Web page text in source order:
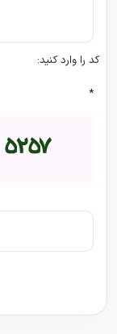
کد را وارد کنید:
*